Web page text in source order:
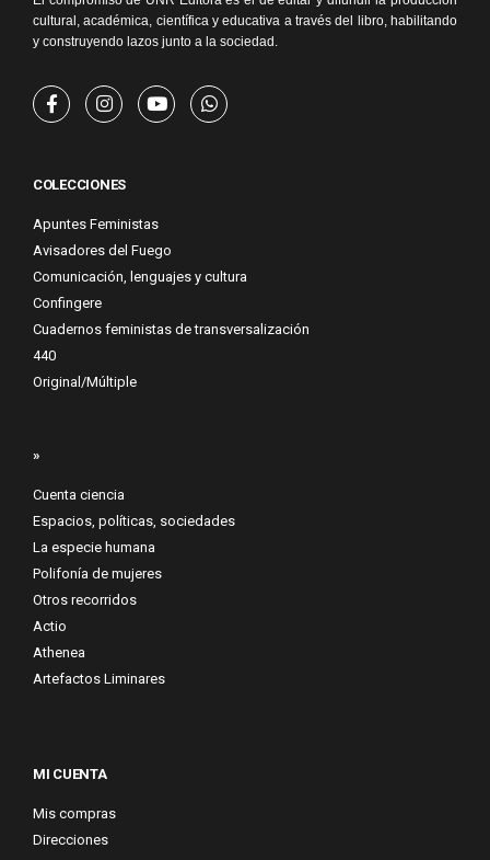
cultural, académica, científica y educativa a través del libro, habilitando
y construyendo lazos junto a la sociedad.
COLECCIONES
Apuntes Feministas
Avisadores del Fuego
Comunicación, lenguajes y cultura
Confingere
Cuadernos feministas de transversalización
440
Original/Múltiple
»
Cuenta ciencia
Espacios, políticas, sociedades
La especie humana
Polifonía de mujeres
Otros recorridos
Actio
Athenea
Artefactos Liminares
MI CUENTA
Mis compras
Direcciones